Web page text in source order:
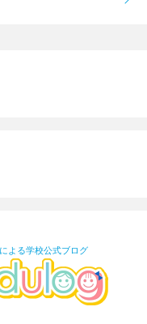
よる学校公式ブログ